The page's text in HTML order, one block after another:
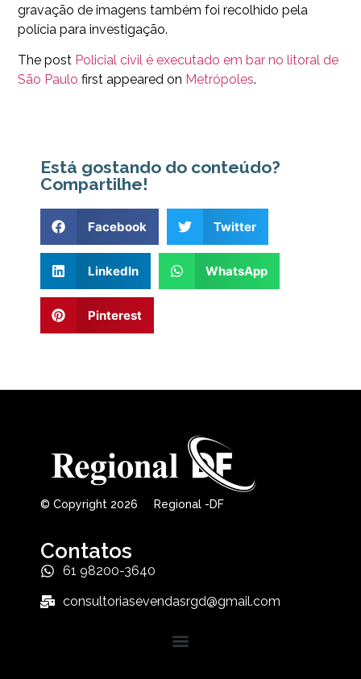
gravação de imagens também foi recolhido pela
polícia para investigação.
The post Policial civil é executado em bar no litoral de
São Paulo first appeared on Metrópoles.
Está gostando do conteúdo?
Compartilhe!
Facebook Twitter
LinkedIn WhatsApp
Pinterest
© Copyright 2026 Regional -DF
Contatos
61 98200-3640
consultoriasevendasrgd@gmail.com